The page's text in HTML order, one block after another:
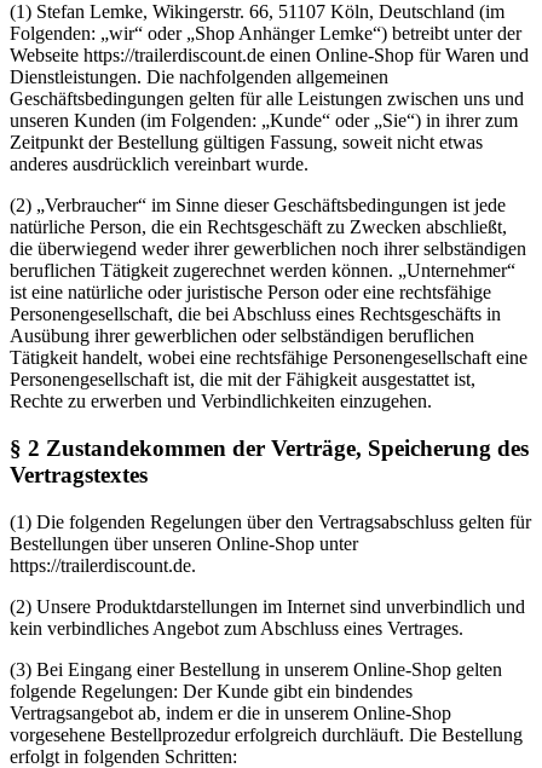
(1) Stefan Lemke, Wikingerstr. 66, 51107 Köln, Deutschland (im
Folgenden: „wir“ oder „Shop Anhänger Lemke“) betreibt unter der
Webseite https://trailerdiscount.de einen Online-Shop für Waren und
Dienstleistungen. Die nachfolgenden allgemeinen
Geschäftsbedingungen gelten für alle Leistungen zwischen uns und
unseren Kunden (im Folgenden: „Kunde“ oder „Sie“) in ihrer zum
Zeitpunkt der Bestellung gültigen Fassung, soweit nicht etwas
anderes ausdrücklich vereinbart wurde.
(2) „Verbraucher“ im Sinne dieser Geschäftsbedingungen ist jede
natürliche Person, die ein Rechtsgeschäft zu Zwecken abschließt,
die überwiegend weder ihrer gewerblichen noch ihrer selbständigen
beruflichen Tätigkeit zugerechnet werden können. „Unternehmer“
ist eine natürliche oder juristische Person oder eine rechtsfähige
Personengesellschaft, die bei Abschluss eines Rechtsgeschäfts in
Ausübung ihrer gewerblichen oder selbständigen beruflichen
Tätigkeit handelt, wobei eine rechtsfähige Personengesellschaft eine
Personengesellschaft ist, die mit der Fähigkeit ausgestattet ist,
Rechte zu erwerben und Verbindlichkeiten einzugehen.
§ 2 Zustandekommen der Verträge, Speicherung des
Vertragstextes
(1) Die folgenden Regelungen über den Vertragsabschluss gelten für
Bestellungen über unseren Online-Shop unter
https://trailerdiscount.de.
(2) Unsere Produktdarstellungen im Internet sind unverbindlich und
kein verbindliches Angebot zum Abschluss eines Vertrages.
(3) Bei Eingang einer Bestellung in unserem Online-Shop gelten
folgende Regelungen: Der Kunde gibt ein bindendes
Vertragsangebot ab, indem er die in unserem Online-Shop
vorgesehene Bestellprozedur erfolgreich durchläuft. Die Bestellung
erfolgt in folgenden Schritten: